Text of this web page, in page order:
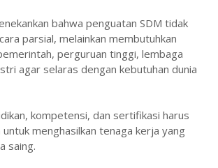
bahwa penguatan SDM tidak
parsial, melainkan membutuhkan
perguruan tinggi, lembaga
agar selaras dengan kebutuhan dunia
kompetensi, dan sertifikasi harus
menghasilkan tenaga kerja yang
saing.